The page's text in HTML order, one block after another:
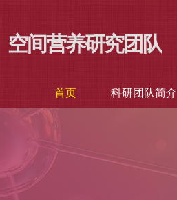
空间营养研究团队
首页 科研团队简介